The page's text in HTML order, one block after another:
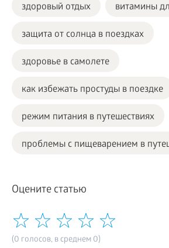
здоровый отдых витамины
защита от солнца в поездках
здоровье в самолете
как избежать простуды в поездке
режим питания в путешествиях
проблемы с пищеварением в
Оцените статью
(0 голосов, в среднем 0)